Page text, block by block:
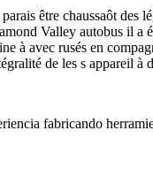
être chaussaôt
Valley autobus il
à avec rusés en
de les s appareil
fabricando